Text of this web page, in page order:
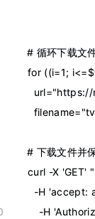
# 循环下载
for ((i=1;
# 下载文件
curl -X 'GET'
-H 'accept:
-H